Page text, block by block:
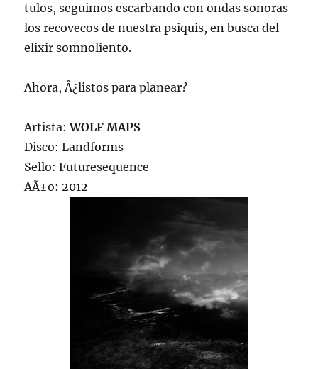
tulos, seguimos escarbando con ondas sonoras
los recovecos de nuestra psiquis, en busca del
elixir somnoliento.
Ahora, Â¿listos para planear?
Artista:WOLF MAPS
Disco: Landforms
Sello: Futuresequence
AÃ±o: 2012